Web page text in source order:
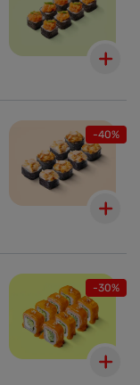
-40%
-30%